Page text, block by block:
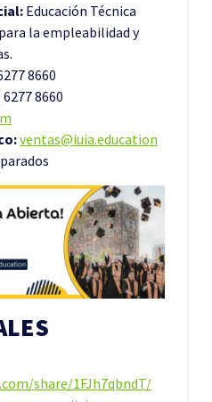
Educación Técnica
la empleabilidad y
8660
8660
ventas@iuia.education
share/1FJh7qbndT/